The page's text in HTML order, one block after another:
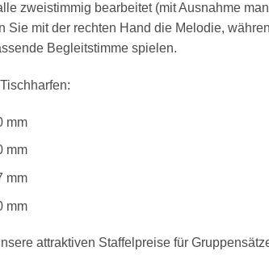
zweistimmig bearbeitet (mit Ausnahme
Sie mit der rechten Hand die Melodie,
Begleitstimme spielen.
mm
mm
mm
mm
attraktiven Staffelpreise für